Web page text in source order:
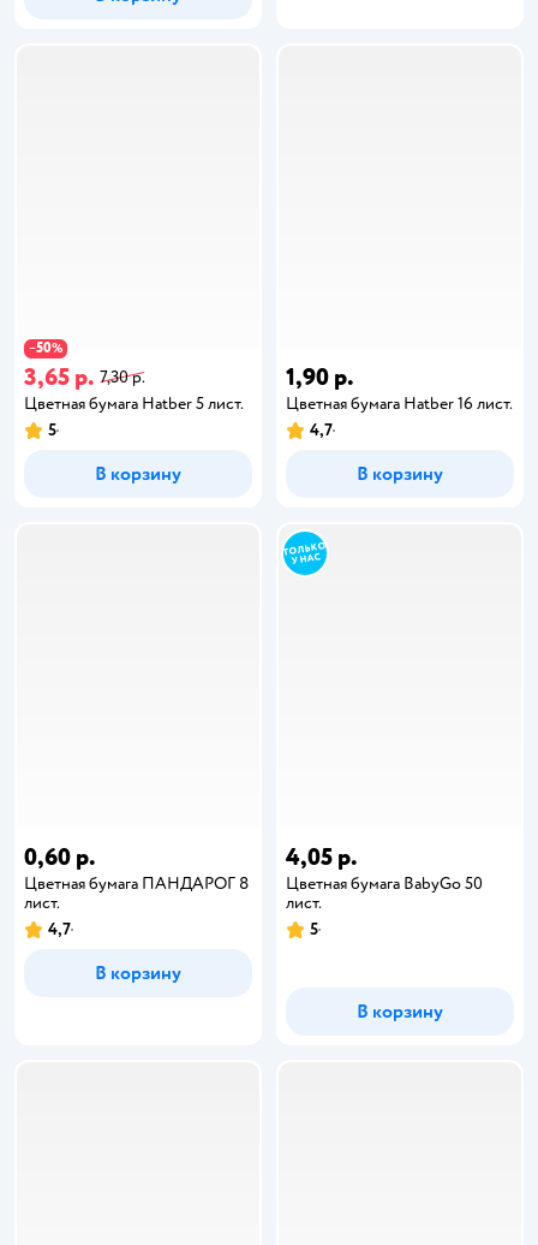
−50%
3,65 р. 7,30 р.
Цветная бумага Hatber 5 лист.
5
В корзину
1,90 р.
Цветная бумага Hatber 16 лист.
4,7
В корзину
0,60 р.
Цветная бумага ПАНДАРОГ 8
лист.
4,7
В корзину
4,05 р.
Цветная бумага BabyGo 50
лист.
5
В корзину